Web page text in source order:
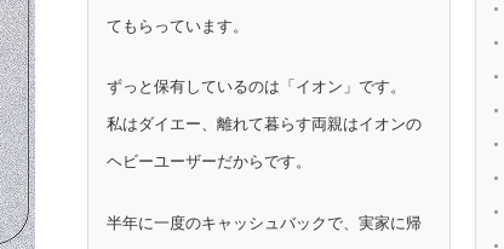
てもらっています。
ずっと保有しているのは「イオン」です。
私はダイエー、離れて暮らす両親はイオンの
ヘビーユーザーだからです。
半年に一度のキャッシュバックで、実家に帰